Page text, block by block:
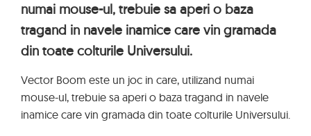
numai mouse-ul, trebuie sa aperi o baza
tragand in navele inamice care vin gramada
din toate colturile Universului.
Vector Boom este un joc in care, utilizand numai
mouse-ul, trebuie sa aperi o baza tragand in navele
inamice care vin gramada din toate colturile Universului.